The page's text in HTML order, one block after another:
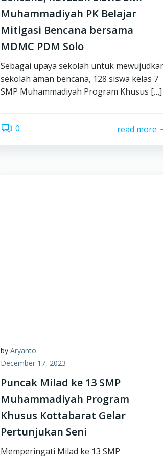
Muhammadiyah PK Belajar
Mitigasi Bencana bersama
MDMC PDM Solo
Sebagai upaya sekolah untuk
sekolah aman bencana, 128 siswa kelas 7
SMP Muhammadiyah Program Khusus […]
0 read more
by Aryanto
December 17, 2023
Puncak Milad ke 13 SMP
Muhammadiyah Program
Khusus Kottabarat Gelar
Pertunjukan Seni
Memperingati Milad ke 13 SMP